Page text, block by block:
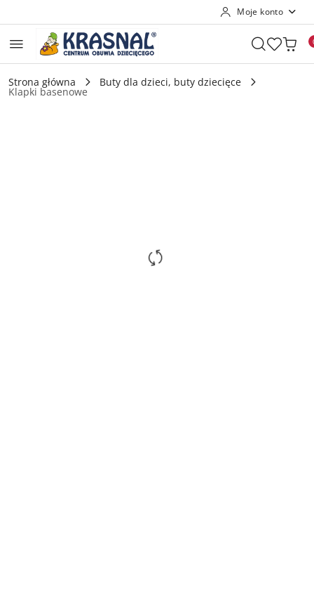
Moje konto
Strona główna Buty dla dzieci, buty dziecięce
Klapki basenowe